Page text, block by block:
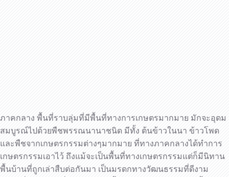
ภาคกลาง พื้นที่ราบลุ่มที่มีพื้นที่ทางการเกษตรมากมาย มักจะอุดม
สมบูรณ์ไปด้วยพืชพรรณนานาชนิด มีทั้ง ต้นข้าวในนา ข้าวโพด
และพืชจากเกษตรกรรมต่างๆมากมาย ที่ทางภาคกลางได้ทำการ
เกษตรกรรมเอาไว้ ถึงแม้จะเป็นพื้นที่ทางเกษตรกรรมแต่ก็มีนิทาน
พื้นบ้านที่ถูกเล่าสืบต่อกันมา เป็นมรดกทางวัฒนธรรมที่ดีงาม